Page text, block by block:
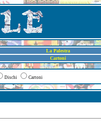
La Palestra
Cartoni
Dischi Cartoni